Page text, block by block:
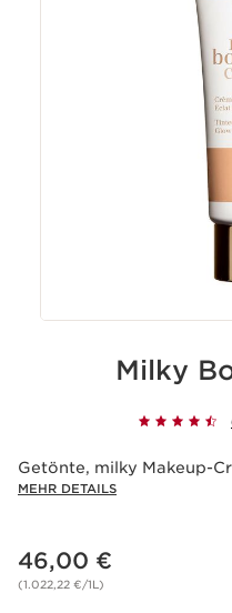
Milky
Getönte, milky Makeup-
MEHR DETAILS
Aktueller Preis 46,00 €
46,00 €
(1.022,22 €/1L)